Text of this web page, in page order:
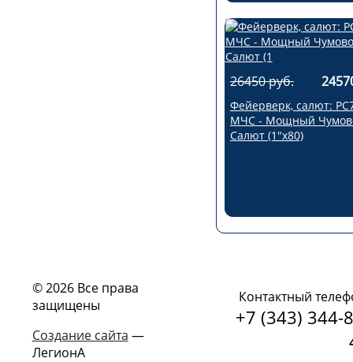
26450 руб.
Фейерверк, салют:
МЧС - Мощный
Салют (1"х80)
© 2026 Все права
защищены
Создание сайта —
ЛегионА
Контактный
+7 (343) 344-